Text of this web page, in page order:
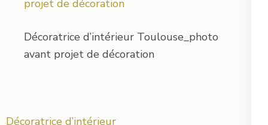
Décoratrice d’intérieur Toulouse_photo
avant projet de décoration
Décoratrice d’intérieur